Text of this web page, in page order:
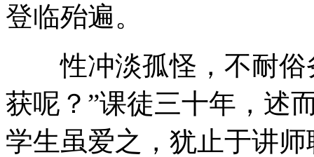
登临殆遍。
性冲淡孤怪，不耐俗
获呢？”课徒三十年，述
学生虽爱之，犹止于讲